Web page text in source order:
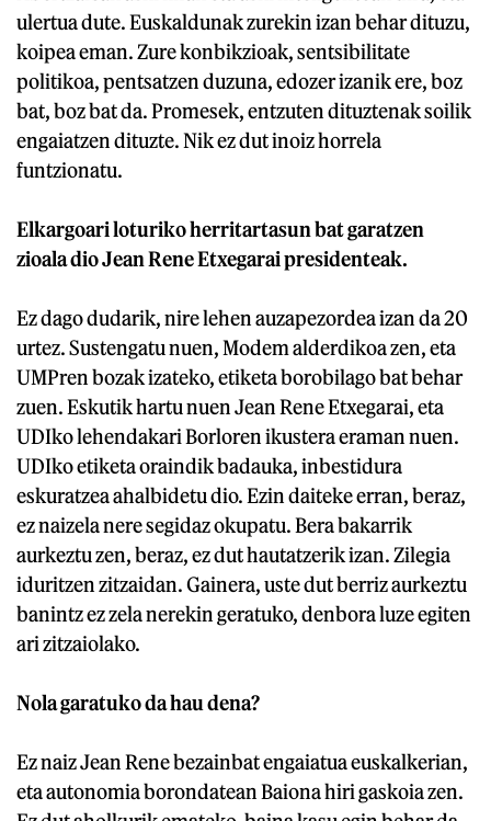
ulertua dute. Euskaldunak zurekin izan behar dituzu,
koipea eman. Zure konbikzioak, sentsibilitate
politikoa, pentsatzen duzuna, edozer izanik ere, boz
bat, boz bat da. Promesek, entzuten dituztenak soilik
engaiatzen dituzte. Nik ez dut inoiz horrela
funtzionatu.
Elkargoari loturiko herritartasun bat garatzen
zioala dio Jean Rene Etxegarai presidenteak.
Ez dago dudarik, nire lehen auzapezordea izan da 20
urtez. Sustengatu nuen, Modem alderdikoa zen, eta
UMPren bozak izateko, etiketa borobilago bat behar
zuen. Eskutik hartu nuen Jean Rene Etxegarai, eta
UDIko lehendakari Borloren ikustera eraman nuen.
UDIko etiketa oraindik badauka, inbestidura
eskuratzea ahalbidetu dio. Ezin daiteke erran, beraz,
ez naizela nere segidaz okupatu. Bera bakarrik
aurkeztu zen, beraz, ez dut hautatzerik izan. Zilegia
iduritzen zitzaidan. Gainera, uste dut berriz aurkeztu
banintz ez zela nerekin geratuko, denbora luze egiten
ari zitzaiolako.
Nola garatuko da hau dena?
Ez naiz Jean Rene bezainbat engaiatua euskalkerian,
eta autonomia borondatean Baiona hiri gaskoia zen.